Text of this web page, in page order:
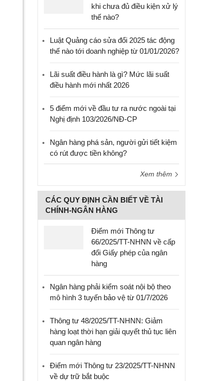
khi chưa đủ điều kiện xử lý
thế nào?
Luật Quảng cáo sửa đổi 2025 tác động
thế nào tới doanh nghiệp từ 01/01/2026?
Lãi suất điều hành là gì? Mức lãi suất
điều hành mới nhất 2026
5 điểm mới về đầu tư ra nước ngoài tại
Nghị định 103/2026/NĐ-CP
Ngân hàng phá sản, người gửi tiết kiệm
có rút được tiền không?
Xem thêm
CÁC QUY ĐỊNH CẦN BIẾT VỀ TÀI
CHÍNH-NGÂN HÀNG
Điểm mới Thông tư
66/2025/TT-NHNN về cấp
đổi Giấy phép của ngân
hàng
Ngân hàng phải kiểm soát nội bộ theo
mô hình 3 tuyến bảo vệ từ 01/7/2026
Thông tư 48/2025/TT-NHNN: Giảm
hàng loạt thời hạn giải quyết thủ tục liên
quan ngân hàng
Điểm mới Thông tư 23/2025/TT-NHNN
về dự trữ bắt buộc